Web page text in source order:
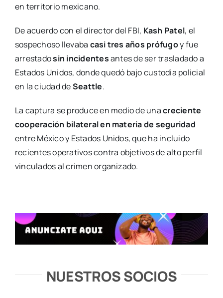
en territorio mexicano.
De acuerdo con el director del FBI, Kash Patel, el
sospechoso llevaba casi tres años prófugoy fue
arrestadosin incidentesantes de ser trasladado a
Estados Unidos, donde quedó bajo custodia policial
en la ciudad deSeattle.
La captura se produce en medio de unacreciente
cooperación bilateral en materia de seguridad
entre México y Estados Unidos, que ha incluido
recientes operativos contra objetivos de alto perfil
vinculados al crimen organizado.
NUESTROS SOCIOS